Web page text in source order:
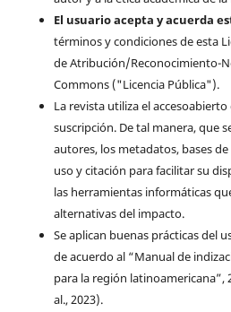
El usuario acepta y acuerda
términos y condiciones de esta
de Atribución/Reconocimiento-
Commons ("Licencia Pública").
La revista utiliza el
suscripción. De tal manera, que
autores, los metadatos, bases
uso y citación para facilitar su
las herramientas informáticas
alternativas del impacto.
Se aplican buenas prácticas del
de acuerdo al “Manual de
para la región latinoamericana”,
al., 2023).